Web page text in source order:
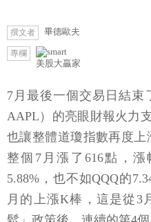
撰文者 畢德歐夫
專欄
美股大贏家
7月最後一個交易日結束
AAPL）的亮眼財報火力
也讓整體道瓊指數再度上
整個7月漲了616點，漲
5.88%，也不如QQQ的
月的上漲K棒，這是從3